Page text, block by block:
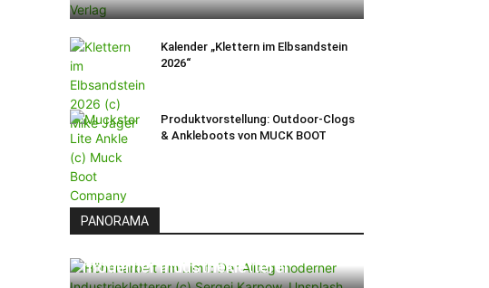
Kalender „Klettern im Elbsandstein
2026“
Produktvorstellung: Outdoor-Clogs
& Ankleboots von MUCK BOOT
PANORAMA
moderner Industriekletterer